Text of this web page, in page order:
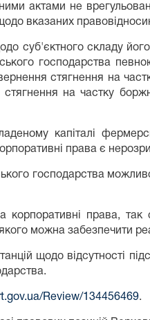
актами не
вказаних
суб'єктного складу
господарства
стягнення на
на частку
капіталі
права є
господарства
права,
можна забезпечити
щодо відсутності
Review/134456469.